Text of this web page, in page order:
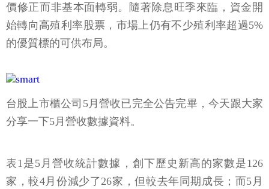
價修正而非基本面轉弱。隨著除息旺季來臨，資金開
始轉向高殖利率股票，市場上仍有不少殖利率超過5%
的優質標的可供布局。
台股上市櫃公司5月營收已完全公告完畢，今天跟大家
分享一下5月營收數據資料。
表1是5月營收統計數據，創下歷史新高的家數是126
家，較4月份減少了26家，但較去年同期成長；而5月